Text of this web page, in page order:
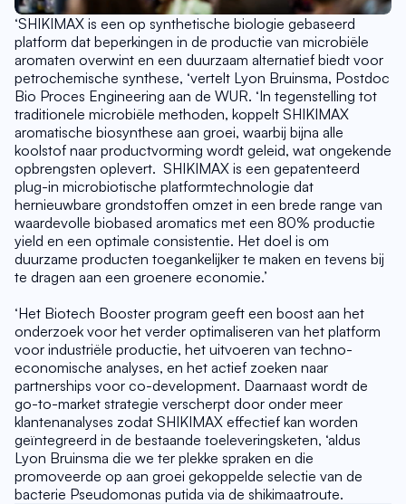
‘SHIKIMAX is een op synthetische biologie gebaseerd
platform dat beperkingen in de productie van microbiële
aromaten overwint en een duurzaam alternatief biedt voor
petrochemische synthese, ‘vertelt Lyon Bruinsma, Postdoc
Bio Proces Engineering aan de WUR. ‘In tegenstelling tot
traditionele microbiële methoden, koppelt SHIKIMAX
aromatische biosynthese aan groei, waarbij bijna alle
koolstof naar productvorming wordt geleid, wat ongekende
opbrengsten oplevert.  SHIKIMAX is een gepatenteerd
plug-in microbiotische platformtechnologie dat
hernieuwbare grondstoffen omzet in een brede range van
waardevolle biobased aromatics met een 80% productie
yield en een optimale consistentie. Het doel is om
duurzame producten toegankelijker te maken en tevens bij
te dragen aan een groenere economie.’
‘Het Biotech Booster program geeft een boost aan het
onderzoek voor het verder optimaliseren van het platform
voor industriële productie, het uitvoeren van techno-
economische analyses, en het actief zoeken naar
partnerships voor co-development. Daarnaast wordt de
go-to-market strategie verscherpt door onder meer
klantenanalyses zodat SHIKIMAX effectief kan worden
geïntegreerd in de bestaande toeleveringsketen, ‘aldus
Lyon Bruinsma die we ter plekke spraken en die
promoveerde op aan groei gekoppelde selectie van de
bacterie Pseudomonas putida via de shikimaatroute.